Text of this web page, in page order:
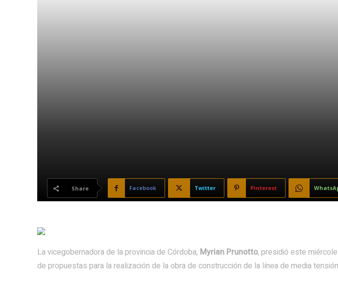
Share Facebook Twitter Pinterest
La vicegobernadora de la provincia de Córdoba, Myrian Prunotto, presidió este
de propuestas para la realización de la obra de construcción de la línea de media